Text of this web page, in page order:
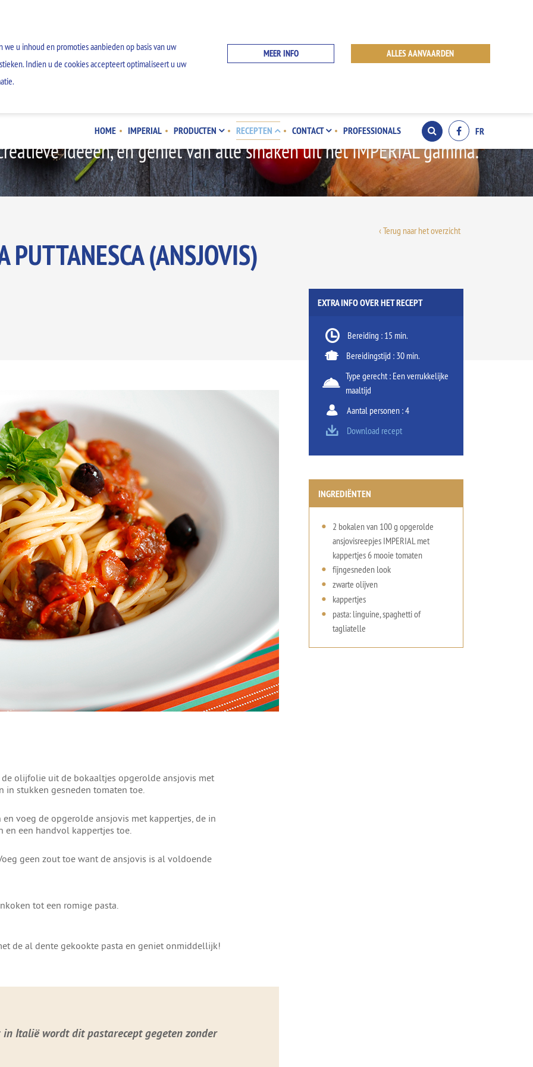
u inhoud en promoties aanbieden op basis van uw
Indien u de cookies accepteert optimaliseert u uw
MEER INFO ALLES AANVAARDEN
HOME IMPERIAL PRODUCTEN RECEPTEN CONTACT PROFESSIONALS FR
ideeën, en geniet van alle smaken uit het IMPERIAL gamma.
PUTTANESCA (ANSJOVIS)
‹ Terug naar het overzicht
EXTRA INFO OVER HET RECEPT
Bereiding : 15 min.
Bereidingstijd : 30 min.
Type gerecht : Een verrukkelijke
maaltijd
Aantal personen : 4
Download recept
INGREDIËNTEN
2 bokalen van 100 g opgerolde
ansjovisreepjes IMPERIAL met
kappertjes 6 mooie tomaten
fijngesneden look
zwarte olijven
kappertjes
pasta: linguine, spaghetti of
tagliatelle
olijfolie uit de bokaaltjes opgerolde ansjovis met
in stukken gesneden tomaten toe.
voeg de opgerolde ansjovis met kappertjes, de in
en een handvol kappertjes toe.
geen zout toe want de ansjovis is al voldoende
tot een romige pasta.
de al dente gekookte pasta en geniet onmiddellijk!
in Italië wordt dit pastarecept gegeten zonder